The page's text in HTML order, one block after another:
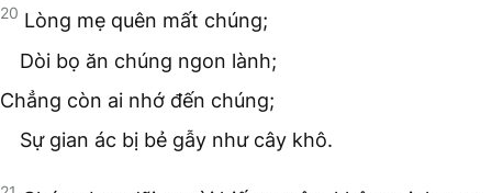
20 Lòng mẹ quên mất chúng;
Dòi bọ ăn chúng ngon lành;
Chẳng còn ai nhớ đến chúng;
Sự gian ác bị bẻ gẫy như cây khô.